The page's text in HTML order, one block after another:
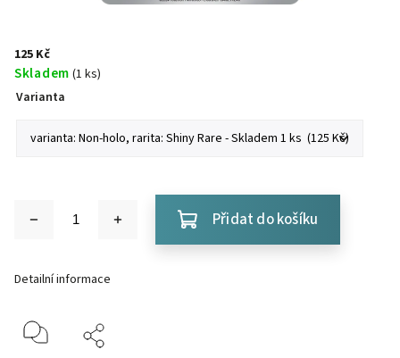
125 Kč
Skladem (1 ks)
Varianta
Přidat do košíku
Detailní informace